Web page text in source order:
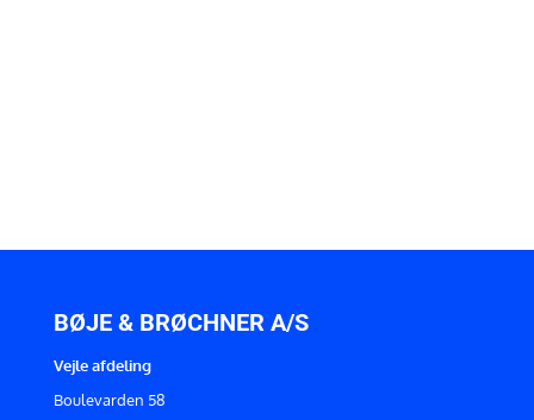
BØJE & BRØCHNER A/S
Vejle afdeling
Boulevarden 58